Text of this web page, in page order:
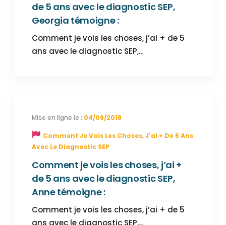
de 5 ans avec le diagnostic SEP,
Georgia témoigne :
Comment je vois les choses, j’ai + de 5
ans avec le diagnostic SEP,…
04/09/2018
Comment Je Vois Les Choses, J'ai + De 5 Ans
Avec Le Diagnostic SEP
Comment je vois les choses, j’ai +
de 5 ans avec le diagnostic SEP,
Anne témoigne :
Comment je vois les choses, j’ai + de 5
ans avec le diagnostic SEP,…